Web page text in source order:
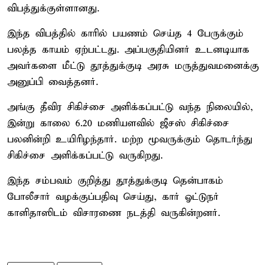
விபத்துக்குள்ளானது.
இந்த விபத்தில் காரில் பயணம் செய்த 4 பேருக்கும்
பலத்த காயம் ஏற்பட்டது. அப்பகுதியினர் உடனடியாக
அவர்களை மீட்டு தூத்துக்குடி அரசு மருத்துவமனைக்கு
அனுப்பி வைத்தனர்.
அங்கு தீவிர சிகிச்சை அளிக்கப்பட்டு வந்த நிலையில்,
இன்று காலை 6.20 மணியளவில் ஜீசஸ் சிகிச்சை
பலனின்றி உயிரிழந்தார். மற்ற மூவருக்கும் தொடர்ந்து
சிகிச்சை அளிக்கப்பட்டு வருகிறது.
இந்த சம்பவம் குறித்து தூத்துக்குடி தென்பாகம்
போலீசார் வழக்குப்பதிவு செய்து, கார் ஓட்டுநர்
காளிதாஸிடம் விசாரணை நடத்தி வருகின்றனர்.